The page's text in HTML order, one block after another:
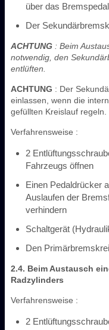
über das
Der
ACHTUNG : Beim
notwendig, den
entlüften.
ACHTUNG : Der
einlassen, wenn die
gefüllten Kreislauf regeln.
Verfahrensweise :
2
Fahrzeugs öffnen
Einen Pedaldrücker
Auslaufen der
verhindern
Schaltgerät
Den
2.4. Beim Austausch
Radzylinders
Verfahrensweise :
2